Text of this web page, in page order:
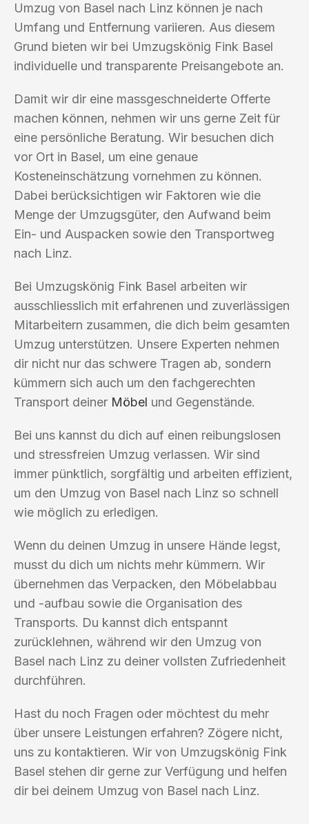
Umzug von Basel nach Linz können je nach
Umfang und Entfernung variieren. Aus diesem
Grund bieten wir bei Umzugskönig Fink Basel
individuelle und transparente Preisangebote an.
Damit wir dir eine massgeschneiderte Offerte
machen können, nehmen wir uns gerne Zeit für
eine persönliche Beratung. Wir besuchen dich
vor Ort in Basel, um eine genaue
Kosteneinschätzung vornehmen zu können.
Dabei berücksichtigen wir Faktoren wie die
Menge der Umzugsgüter, den Aufwand beim
Ein- und Auspacken sowie den Transportweg
nach Linz.
Bei Umzugskönig Fink Basel arbeiten wir
ausschliesslich mit erfahrenen und zuverlässigen
Mitarbeitern zusammen, die dich beim gesamten
Umzug unterstützen. Unsere Experten nehmen
dir nicht nur das schwere Tragen ab, sondern
kümmern sich auch um den fachgerechten
Transport deiner Möbel und Gegenstände.
Bei uns kannst du dich auf einen reibungslosen
und stressfreien Umzug verlassen. Wir sind
immer pünktlich, sorgfältig und arbeiten effizient,
um den Umzug von Basel nach Linz so schnell
wie möglich zu erledigen.
Wenn du deinen Umzug in unsere Hände legst,
musst du dich um nichts mehr kümmern. Wir
übernehmen das Verpacken, den Möbelabbau
und -aufbau sowie die Organisation des
Transports. Du kannst dich entspannt
zurücklehnen, während wir den Umzug von
Basel nach Linz zu deiner vollsten Zufriedenheit
durchführen.
Hast du noch Fragen oder möchtest du mehr
über unsere Leistungen erfahren? Zögere nicht,
uns zu kontaktieren. Wir von Umzugskönig Fink
Basel stehen dir gerne zur Verfügung und helfen
dir bei deinem Umzug von Basel nach Linz.